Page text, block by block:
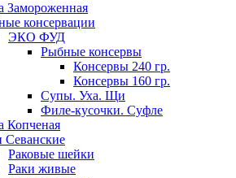
Замороженная
консервации
ЭКО ФУД
Рыбные консервы
Консервы 240 гр.
Консервы 160 гр.
Супы. Уха. Щи
Филе-кусочки. Суфле
Копченая
Севанские
Раковые шейки
Раки живые